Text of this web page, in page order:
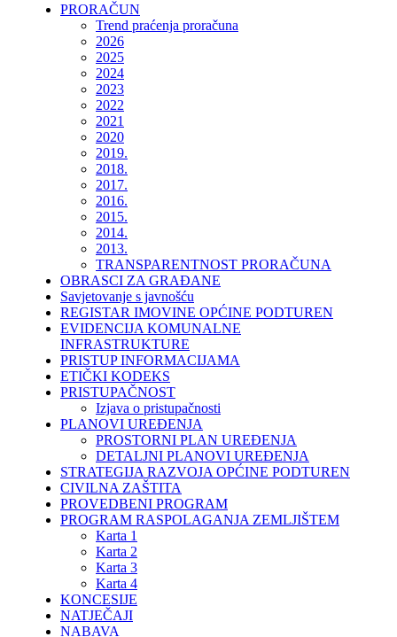
PRORAČUN
Trend praćenja proračuna
2026
2025
2024
2023
2022
2021
2020
2019.
2018.
2017.
2016.
2015.
2014.
2013.
TRANSPARENTNOST PRORAČUNA
OBRASCI ZA GRAĐANE
Savjetovanje s javnošću
REGISTAR IMOVINE OPĆINE PODTUREN
EVIDENCIJA KOMUNALNE
INFRASTRUKTURE
PRISTUP INFORMACIJAMA
ETIČKI KODEKS
PRISTUPAČNOST
Izjava o pristupačnosti
PLANOVI UREĐENJA
PROSTORNI PLAN UREĐENJA
DETALJNI PLANOVI UREĐENJA
STRATEGIJA RAZVOJA OPĆINE PODTUREN
CIVILNA ZAŠTITA
PROVEDBENI PROGRAM
PROGRAM RASPOLAGANJA ZEMLJIŠTEM
Karta 1
Karta 2
Karta 3
Karta 4
KONCESIJE
NATJEČAJI
NABAVA